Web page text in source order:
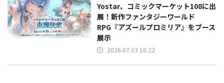
Yostar、コミックマーケット108に出
展！新作ファンタジーワールド
RPG『アズールプロミリア』をブース
展示
2026.07.03 16:22